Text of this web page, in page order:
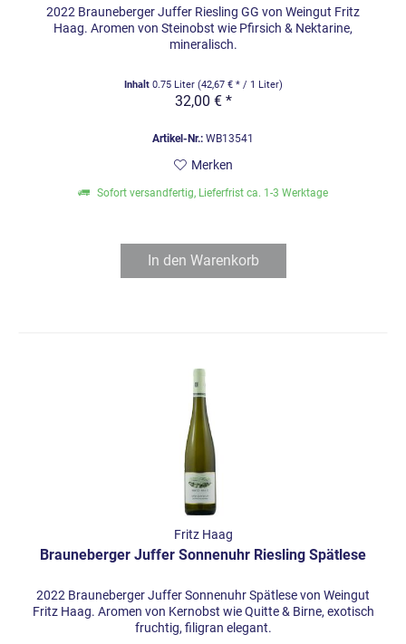
2022 Brauneberger Juffer Riesling GG von Weingut Fritz
Haag. Aromen von Steinobst wie Pfirsich & Nektarine,
mineralisch.
Inhalt 0.75 Liter (42,67 € * / 1 Liter)
32,00 € *
Artikel-Nr.: WB13541
Merken
Sofort versandfertig, Lieferfrist ca. 1-3 Werktage
In den Warenkorb
Fritz Haag
Brauneberger Juffer Sonnenuhr Riesling Spätlese
2022 Brauneberger Juffer Sonnenuhr Spätlese von Weingut
Fritz Haag. Aromen von Kernobst wie Quitte & Birne, exotisch
fruchtig, filigran elegant.